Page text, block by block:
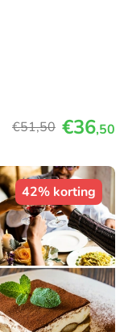
€51,50 €36,50
42% korting